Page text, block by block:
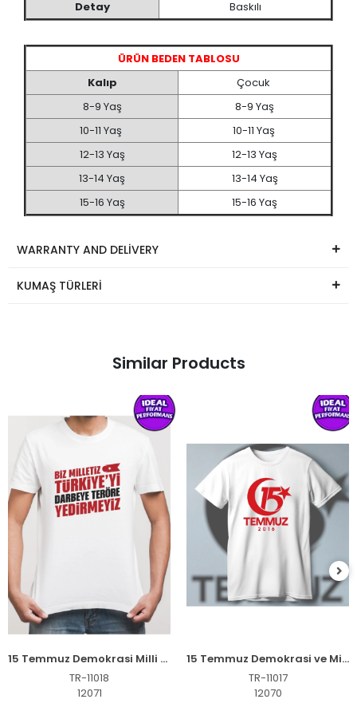
Detay Baskılı
ÜRÜN BEDEN TABLOSU
Kalıp
Çocuk
8-9 Yaş
8-9 Yaş
10-11 Yaş
10-11 Yaş
12-13 Yaş
12-13 Yaş
13-14 Yaş
13-14 Yaş
15-16 Yaş
15-16 Yaş
WARRANTY AND DELİVERY
KUMAŞ TÜRLERİ
Similar Products
15 Temmuz Demokrasi Milli Birlik YEDİRMEYİZ Baskılı Bisiklet Yaka T-shirt - Beyaz
TR-11018
12071
15 Temmuz Demokrasi ve Milli Birlik 2016 Anma Baskılı Bisiklet Yaka T-shirt - Beyaz
TR-11017
12070